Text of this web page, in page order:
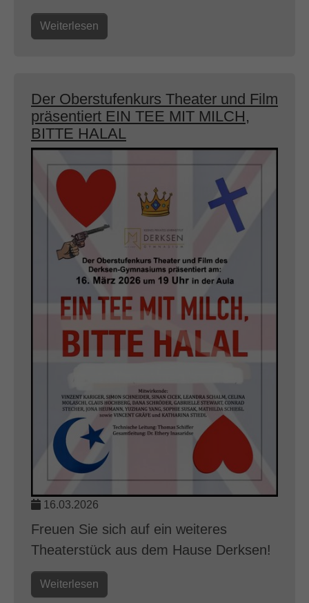
Weiterlesen
Der Oberstufenkurs Theater und Film
präsentiert EIN TEE MIT MILCH,
BITTE HALAL
16.03.2026
Freuen Sie sich auf ein weiteres
Theaterstück aus dem Hause Derksen!
Weiterlesen